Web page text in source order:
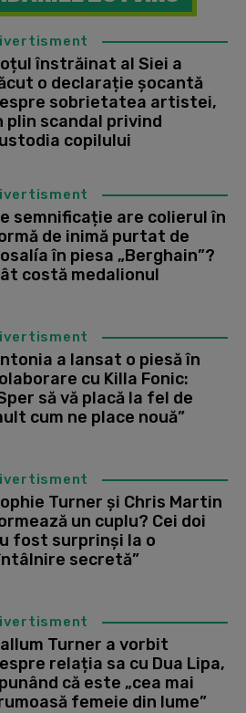
înstrăinat al Siei a
o declarație șocantă
sobrietatea artistei,
plin scandal privind
copilului
semnificație are colierul în
de inimă purtat de
în piesa „Berghain”?
costă medalionul
a lansat o piesă în
cu Killa Fonic:
să vă placă la fel de
cum ne place nouă”
Turner și Chris Martin
un cuplu? Cei doi
fost surprinși la o
secretă”
Turner a vorbit
relația sa cu Dua Lipa,
că este „cea mai
femeie din lume”